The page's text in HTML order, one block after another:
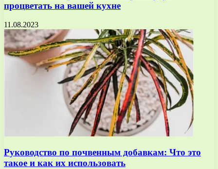
процветать на вашей кухне
11.08.2023
Руководство по почвенным добавкам: Что это
такое и как их использовать